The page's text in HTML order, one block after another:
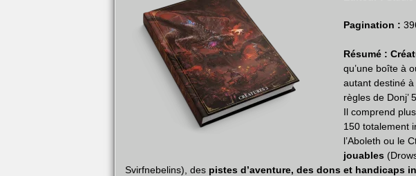
Pagination :
Résumé :
qu’une boîte à
autant destiné
règles de Donj’ 5.
Il comprend
150 totalement
l’Aboleth ou le
jouables
Svirfnebelins), des pistes d’aventure, des dons et handicaps